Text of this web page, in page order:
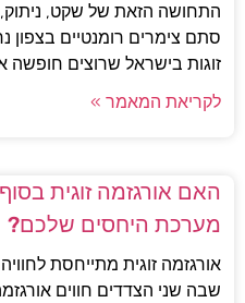
התחושה הזאת של שקט,
סתם צימרים רומנטיים
זוגות בישראל שרוצים חופשה
לקריאת המאמר »
האם אורגזמה זוגית
מערכת היחסים שלכם?
אורגזמה זוגית מתייחסת
שבה שני הצדדים חווים